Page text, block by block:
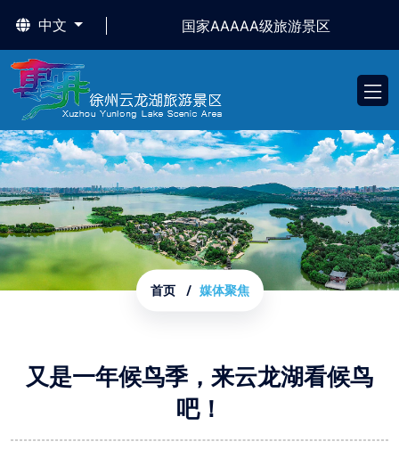
中文 国家AAAAA级旅游景区
首页 媒体聚焦
又是一年候鸟季，来云龙湖看候鸟
吧！